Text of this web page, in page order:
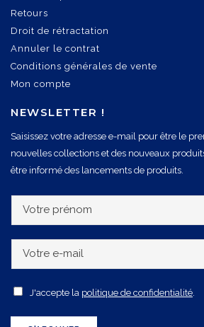
Retours
Droit de rétractation
Annuler le contrat
Conditions générales de vente
Mon compte
NEWSLETTER !
Saisissez votre adresse e-mail pour être le
nouvelles collections et des nouveaux
être informé des lancements de produits.
o
t
p
r
o
tA
J'accepte la politique de confidentialité